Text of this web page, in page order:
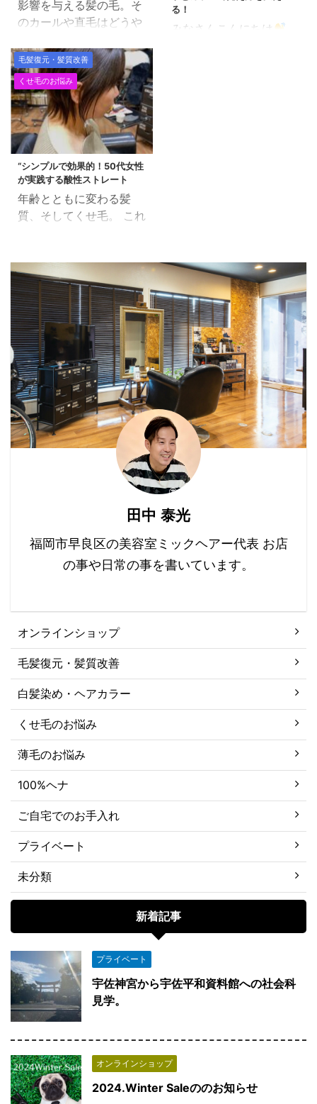
です。 また、生まれ持っ
た「先天の気」が宿る部
いわゆる遺伝で、生まれ
持っている ものです。
漢方みず堂 福田茜 詳
しく考えようとすると、
かなり潜って混乱してい
くかと思いますので、 単
...
メントM3.6」のチカラ
影響を与える髪の毛。そ
のカールや直毛はどうや
か？ 実は、髪の形状は遺
伝子によって大きく左右
されます。 この記事で
は、髪の毛の形状を決定
する遺伝子について、専
門的かつ分かりやすく解
説します。 目次 髪の毛
の形状はどうやって決ま
る？ 遺伝子が鍵を握る
TCHH遺伝子とは？ 遺伝
子の発見 髪の毛の形状に
とめ 髪の毛の形状はどう
やって決まる？ 髪の毛の
形状には、大きく分けて
直毛、波状毛、カール毛
があります。 この違いは
何が原因で生じるのでし
ょうか？ ...
る！
みなさんこんにちは
が重なって、全体的に重
力で髪のボリュームが下
がってきて、ネープ付近
に重さがたまり、全体的
にスタイリッシュな雰囲
気に見えづらくなりま
す。 髪質を改善していく
こと ...
毛髪復元・髪質改善
くせ毛のお悩み
“シンプルで効果的！50代女性
が実践する酸性ストレート
年齢とともに変わる髪
質、そしてくせ毛。 これ
ことがあります。 しか
し、くせ毛の悩みを解消
し、美しい髪を手に入れ
る方法はたくさんありま
す。 くせ毛の変化を理解
する 50代になると、ホ
ルモンの変化や髪の老化
によってくせ毛のパター
ンが変わることがありま
す。 くせ毛の変化を理解
し、新しい髪質に合わせ
たケアを始めましょう。
保湿と栄養が鍵 年齢とと
もに乾燥が進むため、く
せ毛の悩みは乾燥からく
ることが多いです 保湿シ
ャンプーやコンディショ
ナー、ヘアオイルなどで
髪に潤いを与 ...
田中 泰光
福岡市早良区の美容室ミックヘアー代表 お店
の事や日常の事を書いています。
オンラインショップ
毛髪復元・髪質改善
白髪染め・ヘアカラー
くせ毛のお悩み
薄毛のお悩み
100%ヘナ
ご自宅でのお手入れ
プライベート
未分類
新着記事
プライベート
宇佐神宮から宇佐平和資料館への社会科
見学。
オンラインショップ
2024.Winter Saleののお知らせ